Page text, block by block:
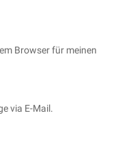
Browser für meinen
via E-Mail.